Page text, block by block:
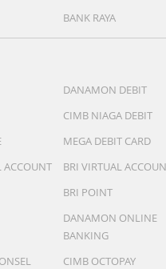
BANK RAYA
DANAMON DEBIT
CIMB NIAGA DEBIT
MEGA DEBIT CARD
ACCOUNT
BRI VIRTUAL
BRI POINT
DANAMON ONLINE
BANKING
CIMB OCTOPAY